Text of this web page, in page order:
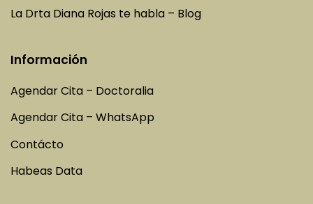
La Drta Diana Rojas te habla – Blog
Información
Agendar Cita – Doctoralia
Agendar Cita – WhatsApp
Contácto
Habeas Data